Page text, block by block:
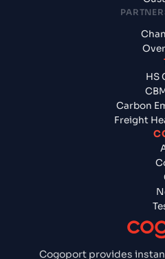
Cogoport provides
HS
Carbon
Freight